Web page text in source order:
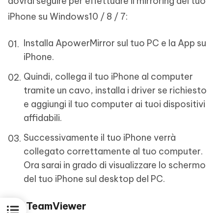
iPhone su Windows10 / 8 / 7:
Installa ApowerMirror sul tuo PC e la App su
iPhone.
Quindi, collega il tuo iPhone al computer
tramite un cavo, installa i driver se richiesto
e aggiungi il tuo computer ai tuoi dispositivi
affidabili.
Successivamente il tuo iPhone verrà
collegato correttamente al tuo computer.
Ora sarai in grado di visualizzare lo schermo
del tuo iPhone sul desktop del PC.
3. TeamViewer